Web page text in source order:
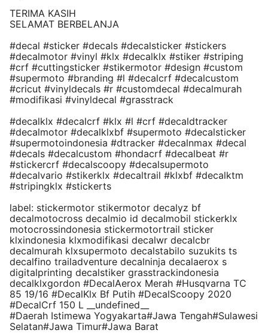
TERIMA KASIH
SELAMAT BERBELANJA
#decal #sticker #decals #decalsticker #stickers
#decalmotor #vinyl #klx #decalklx #stiker #striping
#crf #cuttingsticker #stikermotor #design #custom
#supermoto #branding #l #decalcrf #decalcustom
#cricut #vinyldecals #r #customdecal #decalmurah
#modifikasi #vinyldecal #grasstrack
#decalklx #decalcrf #klx #l #crf #decaldtracker
#decalmotor #decalklxbf #supermoto #decalsticker
#supermotoindonesia #dtracker #decalnmax #decal
#decals #decalcustom #hondacrf #decalbeat #r
#stickercrf #decalscoopy #decalsupermoto
#decalvario #stikerklx #decaltrail #klxbf #decalktm
#stripingklx #stickerts
label: stickermotor stikermotor decalyz bf
decalmotocross decalmio id decalmobil stickerklx
motocrossindonesia stickermotortrail sticker
klxindonesia klxmodifikasi decalwr decalcbr
decalmurah klxsupermoto decalstabilo suzukits ts
decalfino trailadventure decalninja decalaerox s
digitalprinting decalstiker grasstrackindonesia
decalklxgordon #DecalAerox Merah #Husqvarna TC
85 19/16 #DecalKlx Bf Putih #DecalScoopy 2020
#DecalCrf 150 L __undefined__
#Daerah Istimewa Yogyakarta#Jawa Tengah#Sulawesi
Selatan#Jawa Timur#Jawa Barat